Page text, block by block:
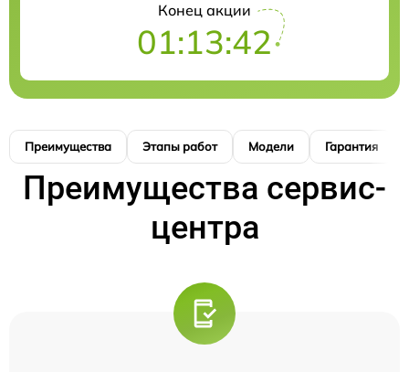
Конец акции
01:13:41
Преимущества Этапы работ Модели Гарантия
Преимущества сервис-
центра